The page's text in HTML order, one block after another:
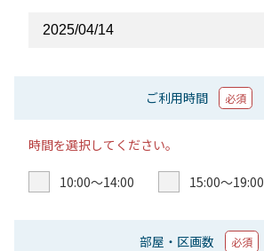
ご利用時間 必須
時間を選択してください。
10:00〜14:00 15:00〜19:00
部屋・区画数 必須